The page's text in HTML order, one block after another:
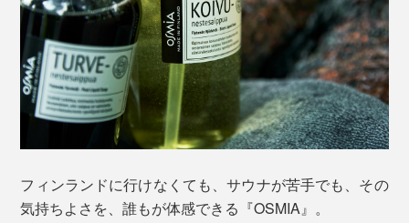
フィンランドに行けなくても、サウナが苦手でも、その
気持ちよさを、誰もが体感できる『OSMIA』。